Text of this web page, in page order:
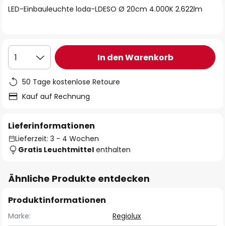
springen
LED-Einbauleuchte loda-LDESO Ø 20cm 4.000K 2.622lm
1 In den Warenkorb
50 Tage kostenlose Retoure
Kauf auf Rechnung
Lieferinformationen
Lieferzeit: 3 - 4 Wochen
Gratis Leuchtmittel enthalten
Ähnliche Produkte entdecken
Produktinformationen
Marke:
Regiolux